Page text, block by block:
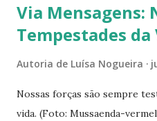
Via Mensagens:
Tempestades da
Autoria de Luísa Nogueira
Nossas forças são sempre
vida. (Foto: Mussaenda-